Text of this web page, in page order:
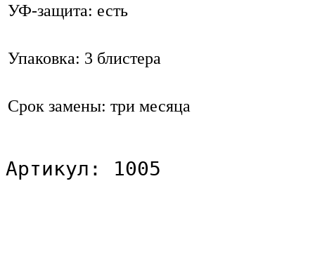
УФ-защита: есть
Упаковка: 3 блистера
Срок замены: три месяца
Артикул: 1005